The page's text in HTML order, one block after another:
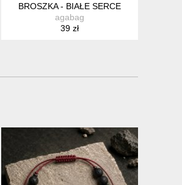
BROSZKA - BIAŁE SERCE
agabag
39 zł